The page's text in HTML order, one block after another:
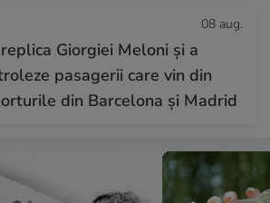
08 aug.
Giorgiei Meloni și a
pasagerii care vin din
din Barcelona și Madrid